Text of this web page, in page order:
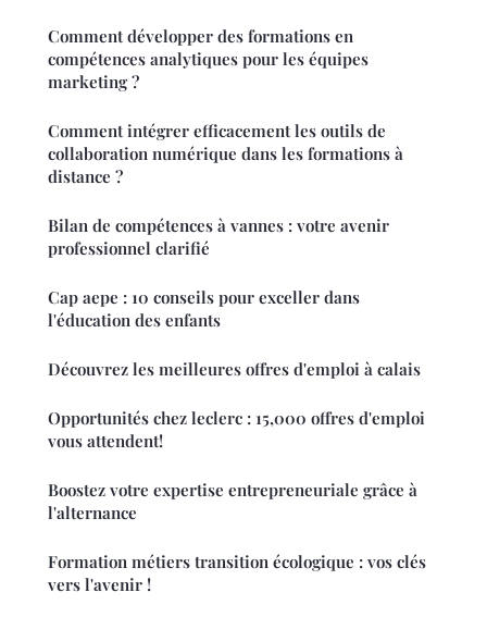
Comment développer des formations en
compétences analytiques pour les équipes
marketing ?
Comment intégrer efficacement les outils de
collaboration numérique dans les formations à
distance ?
Bilan de compétences à vannes : votre avenir
professionnel clarifié
Cap aepe : 10 conseils pour exceller dans
l'éducation des enfants
Découvrez les meilleures offres d'emploi à calais
Opportunités chez leclerc : 15,000 offres d'emploi
vous attendent!
Boostez votre expertise entrepreneuriale grâce à
l'alternance
Formation métiers transition écologique : vos clés
vers l'avenir !